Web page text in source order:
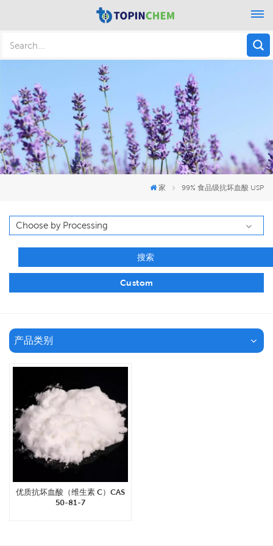
家 99% 食品级抗坏血酸 USP
搜索
Custom
产品类别
优质抗坏血酸（维生素 C）CAS
50-81-7